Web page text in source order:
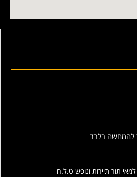
להמחשה בלבד
תור תיירות ונופש ט.ל.ח